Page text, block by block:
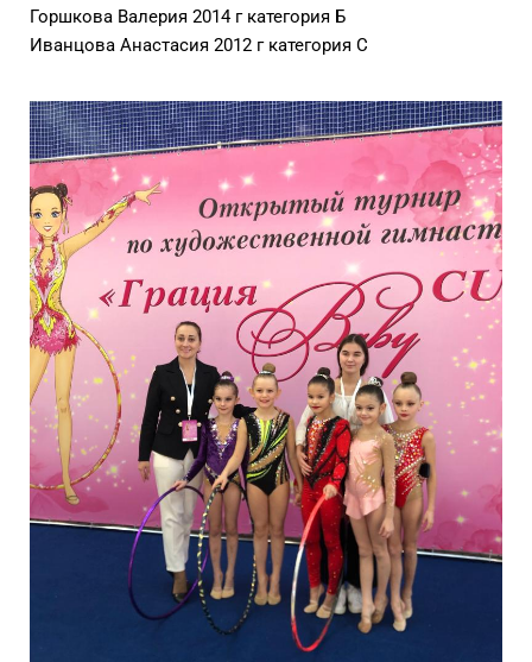
Горшкова Валерия 2014 г категория Б
Иванцова Анастасия 2012 г категория С